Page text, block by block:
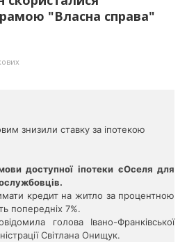
"Власна справа"
доступної іпотеки єОселя для
кредит на житло за процентною
попередніх 7%.
голова Івано-Франківської
Світлана Онищук.